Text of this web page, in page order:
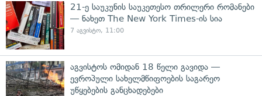
21-ე საუკუნის საუკეთესო თრილერი რომანები
— ნახეთ The New York Times-ის სია
7 აგვისტო, 11:00
აგვისტოს ომიდან 18 წელი გავიდა —
ევროპული სახელმწიფოების საგარეო
უწყებების განცხადებები